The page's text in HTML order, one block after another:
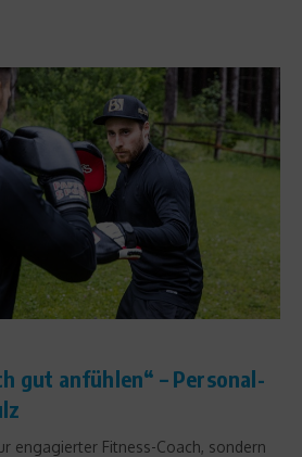
gut anfühlen“ – Personal-
engagierter Fitness-Coach, sondern